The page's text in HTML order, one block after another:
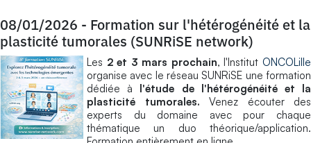
08/01/2026 - Formation sur l'hétérogénéité et la
plasticité tumorales (SUNRiSE network)
Les 2 et 3 mars prochain, l'Institut ONCOLille
organise avec le réseau SUNRiSE une formation
dédiée à l'étude de l'hétérogénéité et la
plasticité tumorales. Venez écouter des
experts du domaine avec pour chaque
thématique un duo théorique/application.